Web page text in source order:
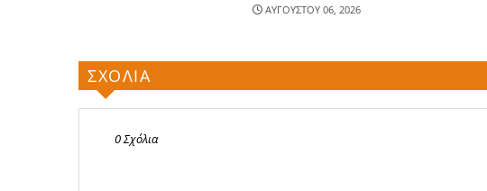
ΑΥΓΟΥΣΤΟΥ 06, 2026
ΣΧΟΛΙΑ
0 Σχόλια